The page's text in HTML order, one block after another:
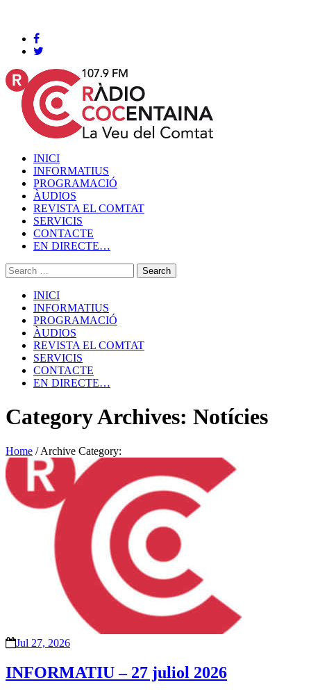
INICI
INFORMATIUS
PROGRAMACIÓ
ÀUDIOS
REVISTA EL COMTAT
SERVICIS
CONTACTE
EN DIRECTE…
INICI
INFORMATIUS
PROGRAMACIÓ
ÀUDIOS
REVISTA EL COMTAT
SERVICIS
CONTACTE
EN DIRECTE…
Category Archives: Notícies
Home /Archive Category:
Jul 27, 2026
INFORMATIU – 27 juliol 2026